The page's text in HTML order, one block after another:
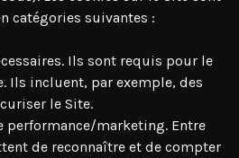
catégories suivantes :
Ils sont requis pour le
Ils incluent, par exemple, des
le Site.
performance/marketing. Entre
de reconnaître et de compter